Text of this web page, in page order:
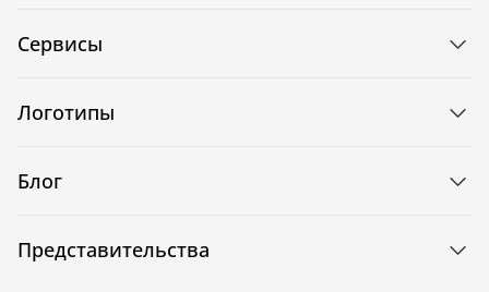
Сервисы
Логотипы
Блог
Представительства